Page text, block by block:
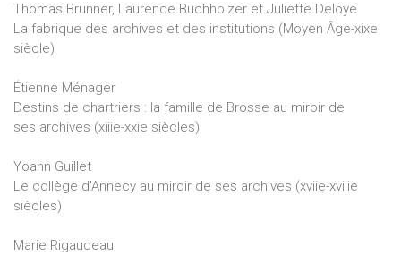
Thomas Brunner, Laurence Buchholzer et Juliette Deloye
La fabrique des archives et des institutions (Moyen Âge-xixe
siècle)
Étienne Ménager
Destins de chartriers : la famille de Brosse au miroir de
ses archives (xiiie-xxie siècles)
Yoann Guillet
Le collège d'Annecy au miroir de ses archives (xviie-xviiie
siècles)
Marie Rigaudeau